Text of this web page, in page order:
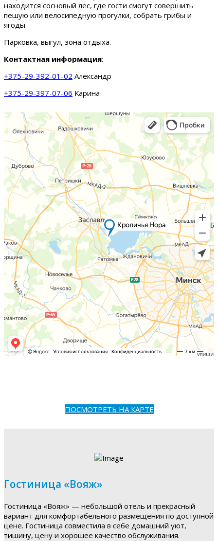
находится сосновый лес, где гости смогут совершить
пешую или велосипедную прогулки, собрать грибы и
ягоды
Парковка, выгул, зона отдыха.
Контактная информация:
+375-29-392-01-02 Александр
+375-29-397-07-06 Карина
ПОСМОТРЕТЬ НА КАРТЕ
Гостиница «Вояж»
Гостиница «Вояж» — небольшой отель и прекрасный
вариант для комфортабельного размещения по доступной
цене. Гостиница совместила в себе домашний уют,
тишину, цену и хорошее качество обслуживания.